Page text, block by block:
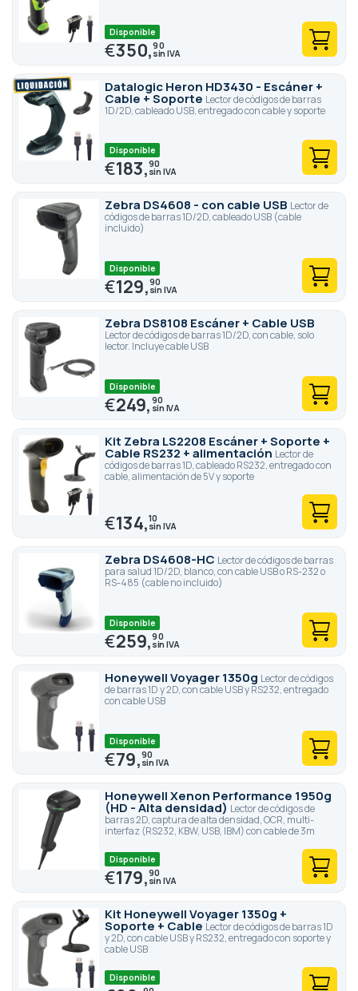
Disponible
€350,90
Datalogic Heron HD3430 - Escáner +
Cable + Soporte Lector de códigos de barras
1D/2D, cableado USB, entregado con cable y soporte
Disponible
€183,90
Zebra DS4608 - con cable USB Lector de
códigos de barras 1D/2D, cableado USB (cable
incluido)
Disponible
€129,90
Zebra DS8108 Escáner + Cable USB
Lector de códigos de barras 1D/2D, con cable, solo
lector. Incluye cable USB
Disponible
€249,90
Kit Zebra LS2208 Escáner + Soporte +
Cable RS232 + alimentación Lector de
códigos de barras 1D, cableado RS232, entregado con
cable, alimentación de 5V y soporte
€134,10
Zebra DS4608-HC Lector de códigos de barras
para salud 1D/2D, blanco, con cable USB o RS-232 o
RS-485 (cable no incluido)
Disponible
€259,90
Honeywell Voyager 1350g Lector de códigos
de barras 1D y 2D, con cable USB y RS232, entregado
con cable USB
Disponible
€79,90
Honeywell Xenon Performance 1950g
(HD - Alta densidad) Lector de códigos de
barras 2D, captura de alta densidad, OCR, multi-
interfaz (RS232, KBW, USB, IBM) con cable de 3m
Disponible
€179,90
Kit Honeywell Voyager 1350g +
Soporte + Cable Lector de códigos de barras 1D
y 2D, con cable USB y RS232, entregado con soporte y
cable USB
Disponible